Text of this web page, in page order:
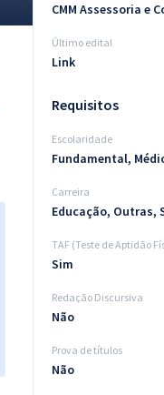
CMM Assessoria e
Último edital
Link
Requisitos
Escolaridade
Fundamental,
Carreira
Educação, Outras,
TAF (Teste de Aptidão
Sim
Redação Discursiva
Não
Prova de títulos
Não